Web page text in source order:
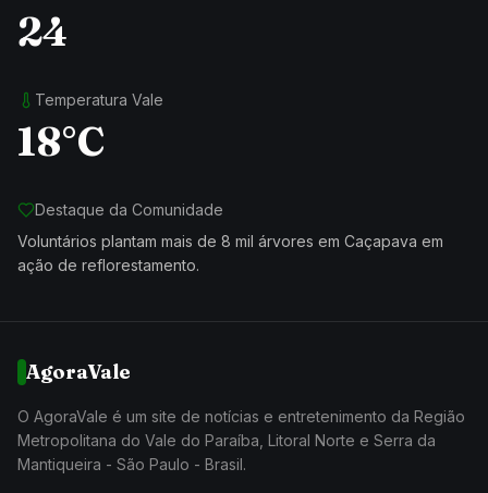
24
Temperatura Vale
18°C
Destaque da Comunidade
Voluntários plantam mais de 8 mil árvores em Caçapava em
ação de reflorestamento.
AgoraVale
O AgoraVale é um site de notícias e entretenimento da Região
Metropolitana do Vale do Paraíba, Litoral Norte e Serra da
Mantiqueira - São Paulo - Brasil.